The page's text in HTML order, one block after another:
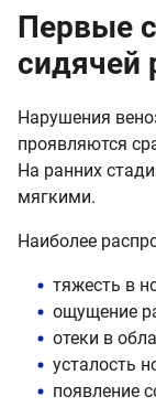
Первые
сидячей
Нарушения
проявляются
На ранних
мягкими.
Наиболее
тяжесть в
ощущение
отеки в
усталость
появление